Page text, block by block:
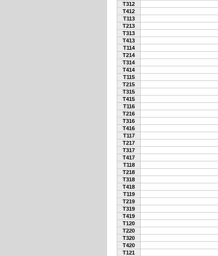
T312
T412
T113
T213
T313
T413
T114
T214
T314
T414
T115
T215
T315
T415
T116
T216
T316
T416
T117
T217
T317
T417
T118
T218
T318
T418
T119
T219
T319
T419
T120
T220
T320
T420
T121